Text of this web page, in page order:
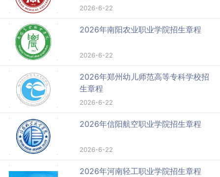
2026-6-22
2026年南阳农业职业学院招生章程
2026-6-22
2026年郑州幼儿师范高等专科学校招
生章程
2026-6-22
2026年信阳航空职业学院招生章程
2026-6-22
2026年河南轻工职业学院招生章程